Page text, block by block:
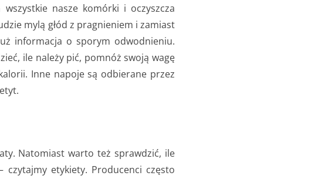
nasze komórki i oczyszcza
mylą głód z pragnieniem i zamiast
informacja o sporym odwodnieniu.
ile należy pić, pomnóż swoją wagę
Inne napoje są odbierane przez
Natomiast warto też sprawdzić, ile
etykiety. Producenci często